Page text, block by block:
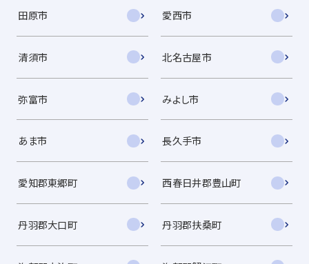
田原市 愛西市
清須市 北名古屋市
弥富市 みよし市
あま市 長久手市
愛知郡東郷町 西春日井郡豊山町
丹羽郡大口町 丹羽郡扶桑町